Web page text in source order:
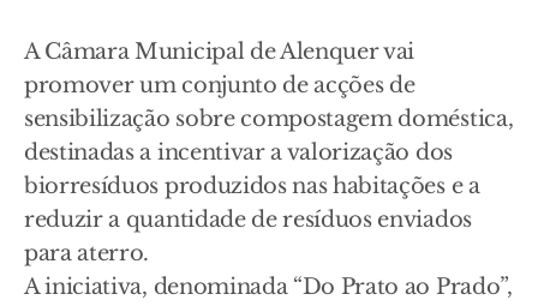
A Câmara Municipal de Alenquer vai
promover um conjunto de acções de
sensibilização sobre compostagem doméstica,
destinadas a incentivar a valorização dos
biorresíduos produzidos nas habitações e a
reduzir a quantidade de resíduos enviados
para aterro.
A iniciativa, denominada “Do Prato ao Prado”,